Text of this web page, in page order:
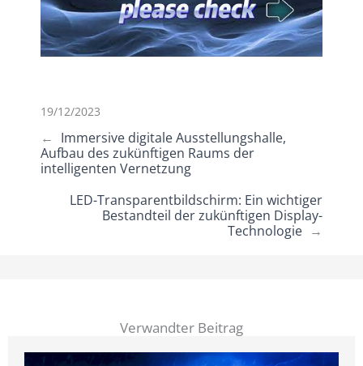
19/12/2023
← Immersive digitale Ausstellungshalle,
Aufbau des zukünftigen Raums der
intelligenten Vernetzung
LED-Transparentbildschirm: Ein wichtiger
Bestandteil der zukünftigen Display-
Technologie →
Verwandter Beitrag